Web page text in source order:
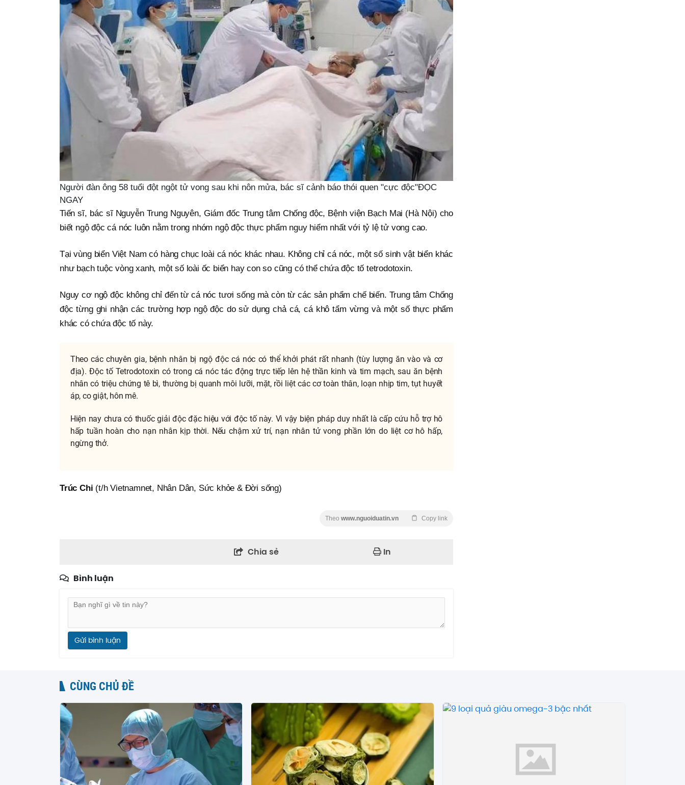
Người đàn ông 58 tuổi đột ngột tử vong sau khi nôn mửa, bác sĩ cảnh báo thói quen "cực độc"ĐỌC
NGAY
Tiến sĩ, bác sĩ Nguyễn Trung Nguyên, Giám đốc Trung tâm Chống độc, Bệnh viện Bạch Mai (Hà Nội) cho
biết ngộ độc cá nóc luôn nằm trong nhóm ngộ độc thực phẩm nguy hiểm nhất với tỷ lệ tử vong cao.
Tại vùng biển Việt Nam có hàng chục loài cá nóc khác nhau. Không chỉ cá nóc, một số sinh vật biển khác
như bạch tuộc vòng xanh, một số loài ốc biển hay con so cũng có thể chứa độc tố tetrodotoxin.
Nguy cơ ngộ độc không chỉ đến từ cá nóc tươi sống mà còn từ các sản phẩm chế biến. Trung tâm Chống
độc từng ghi nhận các trường hợp ngộ độc do sử dụng chả cá, cá khô tẩm vừng và một số thực phẩm
khác có chứa độc tố này.
Theo các chuyên gia, bệnh nhân bị ngộ độc cá nóc có thể khởi phát rất nhanh (tùy lượng ăn vào và cơ
địa). Độc tố Tetrodotoxin có trong cá nóc tác động trực tiếp lên hệ thần kinh và tim mạch, sau ăn bệnh
nhân có triệu chứng tê bì, thường bị quanh môi lưỡi, mặt, rồi liệt các cơ toàn thân, loạn nhịp tim, tụt huyết
áp, co giật, hôn mê.
Hiện nay chưa có thuốc giải độc đặc hiệu với độc tố này. Vì vậy biện pháp duy nhất là cấp cứu hỗ trợ hô
hấp tuần hoàn cho nạn nhân kịp thời. Nếu chậm xử trí, nạn nhân tử vong phần lớn do liệt cơ hô hấp,
ngừng thở.
Trúc Chi (t/h Vietnamnet, Nhân Dân, Sức khỏe & Đời sống)
Theo www.nguoiduatin.vn Copy link
Chia sẻ In
Bình luận
Gửi bình luận
CÙNG CHỦ ĐỀ